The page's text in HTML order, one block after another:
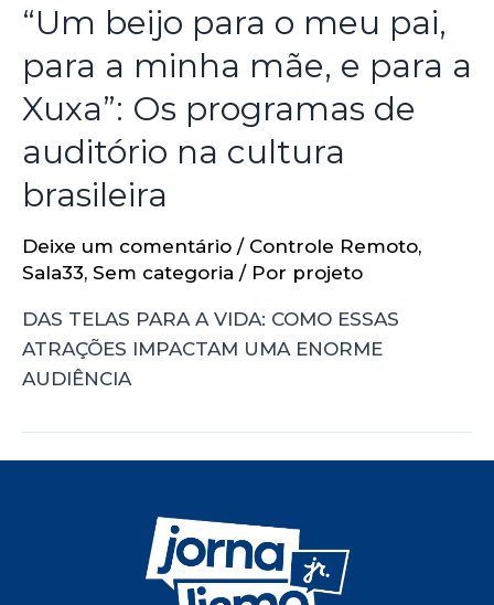
“Um beijo para o meu pai,
para a minha mãe, e para a
Xuxa”: Os programas de
auditório na cultura
brasileira
Deixe um comentário / Controle Remoto,
Sala33, Sem categoria / Por projeto
DAS TELAS PARA A VIDA: COMO ESSAS
ATRAÇÕES IMPACTAM UMA ENORME
AUDIÊNCIA